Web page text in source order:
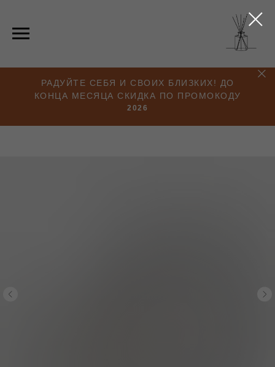
РАДУЙТЕ СЕБЯ И СВОИХ БЛИЗКИХ! ДО
КОНЦА МЕСЯЦА СКИДКА ПО ПРОМОКОДУ
2026